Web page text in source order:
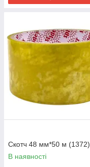
Скотч 48 мм*50 м (1372)
В наявності